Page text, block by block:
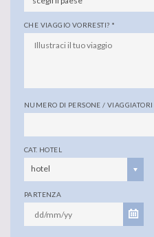
CHE VIAGGIO VORRESTI? *
NUMERO DI PERSONE / VIAGGIATORI
CAT. HOTEL
hotel
PARTENZA